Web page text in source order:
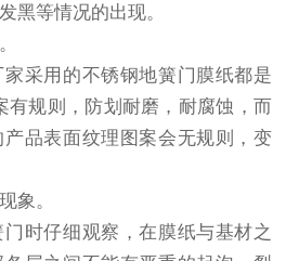
黑等情况的出现。
用的不锈钢地簧门膜纸都是
有规则，防划耐磨，耐腐蚀，而
品表面纹理图案会无规则，变
象。
仔细观察，在膜纸与基材之